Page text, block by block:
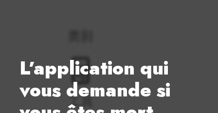
L’application qui
vous demande si